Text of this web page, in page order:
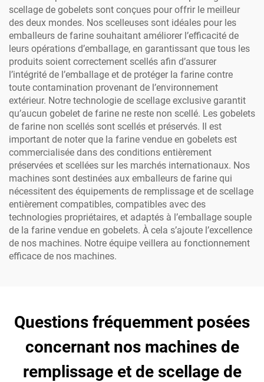
scellage de gobelets sont conçues pour offrir le meilleur
des deux mondes. Nos scelleuses sont idéales pour les
emballeurs de farine souhaitant améliorer l’efficacité de
leurs opérations d’emballage, en garantissant que tous les
produits soient correctement scellés afin d’assurer
l’intégrité de l’emballage et de protéger la farine contre
toute contamination provenant de l’environnement
extérieur. Notre technologie de scellage exclusive garantit
qu’aucun gobelet de farine ne reste non scellé. Les gobelets
de farine non scellés sont scellés et préservés. Il est
important de noter que la farine vendue en gobelets est
commercialisée dans des conditions entièrement
préservées et scellées sur les marchés internationaux. Nos
machines sont destinées aux emballeurs de farine qui
nécessitent des équipements de remplissage et de scellage
entièrement compatibles, compatibles avec des
technologies propriétaires, et adaptés à l’emballage souple
de la farine vendue en gobelets. À cela s’ajoute l’excellence
de nos machines. Notre équipe veillera au fonctionnement
efficace de nos machines.
Questions fréquemment posées
concernant nos machines de
remplissage et de scellage de